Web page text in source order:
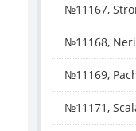
№11167,
№11168,
№11169,
№11171,